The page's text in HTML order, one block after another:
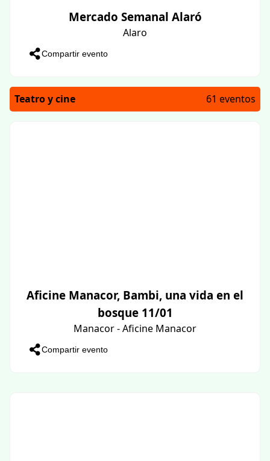
Mercado Semanal Alaró
Alaro
Compartir evento
Teatro y cine 61 eventos
Aficine Manacor, Bambi, una vida en el
bosque 11/01
Manacor - Aficine Manacor
Compartir evento